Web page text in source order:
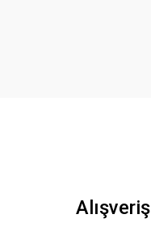
Alışveriş